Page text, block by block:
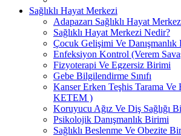
Sağlıklı Hayat Merkezi
Adapazarı Sağlıklı Hayat
Sağlıklı Hayat Merkezi Nedir?
Çocuk Gelişimi Ve Danışmanlık
Enfeksiyon Kontrol (Verem
Fizyoterapi Ve Egzersiz Birimi
Gebe Bilgilendirme Sınıfı
Kanser Erken Teşhis Tarama
KETEM )
Koruyucu Ağız Ve Diş Sağlığı
Psikolojik Danışmanlık Birimi
Sağlıklı Beslenme Ve Obezite